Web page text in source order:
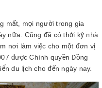
mất, mọi người trong gia
nữa. Cũng đã có thời kỳ nhà
nơi làm việc cho một đơn vị
được Chính quyền Đồng
du lịch cho đến ngày nay.